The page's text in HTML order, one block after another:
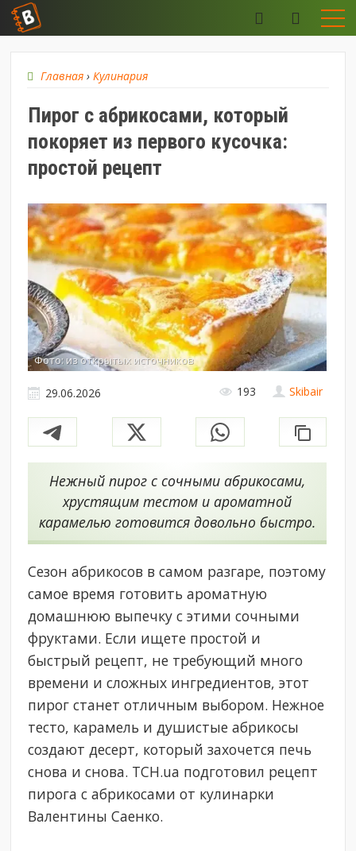
Главная ›Кулинария
Пирог с абрикосами, который
покоряет из первого кусочка:
простой рецепт
Фото: из открытых источников
Skibair
29.06.2026 193
Нежный пирог с сочными абрикосами,
хрустящим тестом и ароматной
карамелью готовится довольно быстро.
Сезон абрикосов в самом разгаре, поэтому
самое время готовить ароматную
домашнюю выпечку с этими сочными
фруктами. Если ищете простой и
быстрый рецепт, не требующий много
времени и сложных ингредиентов, этот
пирог станет отличным выбором. Нежное
тесто, карамель и душистые абрикосы
создают десерт, который захочется печь
снова и снова. ТСН.ua подготовил рецепт
пирога с абрикосами от кулинарки
Валентины Саенко.